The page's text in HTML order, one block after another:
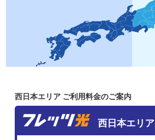
西日本エリア ご利用料金のご案内
西日本エリア